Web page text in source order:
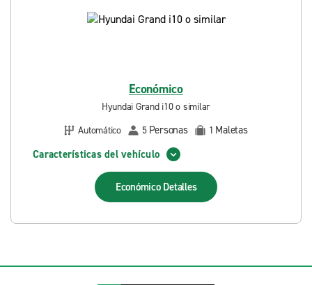
Económico
Hyundai Grand i10 o similar
Automático
5 Personas 1 Maletas
Características del vehículo
Económico Detalles